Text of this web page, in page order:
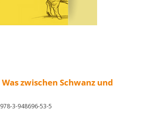
zwischen Schwanz und
978-3-948696-53-5